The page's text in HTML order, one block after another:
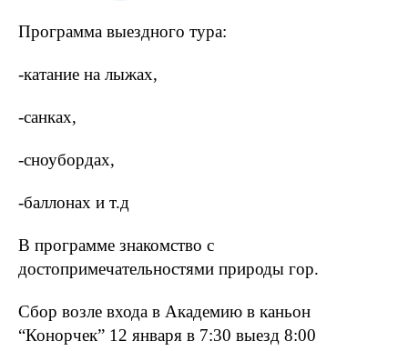
Программа выездного тура:
-катание на лыжах,
-санках,
-сноубордах,
-баллонах и т.д
В программе знакомство с
достопримечательностями природы гор.
Сбор возле входа в Академию в каньон
“Конорчек” 12 января в 7:30 выезд 8:00